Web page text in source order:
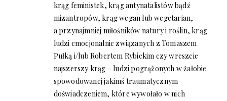
krąg feministek, krąg antynatalistów bądź
mizantropów, krąg wegan lub wegetarian,
a przynajmniej miłośników natury i roślin, krąg
ludzi emocjonalnie związanych z Tomaszem
Pułką i/lub Robertem Rybickim czy wreszcie
najszerszy krąg – ludzi pogrążonych w żałobie
spowodowanej jakimś traumatycznym
doświadczeniem, które wywołało w nich